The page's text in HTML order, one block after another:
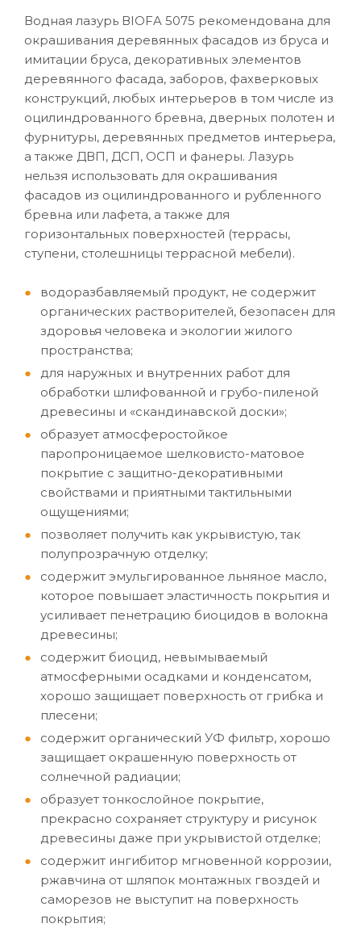
Водная лазурь ВIOFA 5075 рекомендована для
окрашивания деревянных фасадов из бруса и
имитации бруса, декоративных элементов
деревянного фасада, заборов, фахверковых
конструкций, любых интерьеров в том числе из
оцилиндрованного бревна, дверных полотен и
фурнитуры, деревянных предметов интерьера,
а также ДВП, ДСП, ОСП и фанеры. Лазурь
нельзя использовать для окрашивания
фасадов из оцилиндрованного и рубленного
бревна или лафета, а также для
горизонтальных поверхностей (террасы,
ступени, столешницы террасной мебели).
водоразбавляемый продукт, не содержит
органических растворителей, безопасен для
здоровья человека и экологии жилого
пространства;
для наружных и внутренних работ для
обработки шлифованной и грубо-пиленой
древесины и «скандинавской доски»;
образует атмосферостойкое
паропроницаемое шелковисто-матовое
покрытие с защитно-декоративными
свойствами и приятными тактильными
ощущениями;
позволяет получить как укрывистую, так
полупрозрачную отделку;
содержит эмульгированное льняное масло,
которое повышает эластичность покрытия и
усиливает пенетрацию биоцидов в волокна
древесины;
содержит биоцид, невымываемый
атмосферными осадками и конденсатом,
хорошо защищает поверхность от грибка и
плесени;
содержит органический УФ фильтр, хорошо
защищает окрашенную поверхность от
солнечной радиации;
образует тонкослойное покрытие,
прекрасно сохраняет структуру и рисунок
древесины даже при укрывистой отделке;
содержит ингибитор мгновенной коррозии,
ржавчина от шляпок монтажных гвоздей и
саморезов не выступит на поверхность
покрытия;